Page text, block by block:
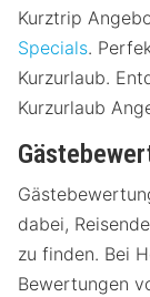
Kurztrip
Specials.
Kurzurlaub.
Kurzurlaub
dabei,
zu finden. Bei
Bewertungen